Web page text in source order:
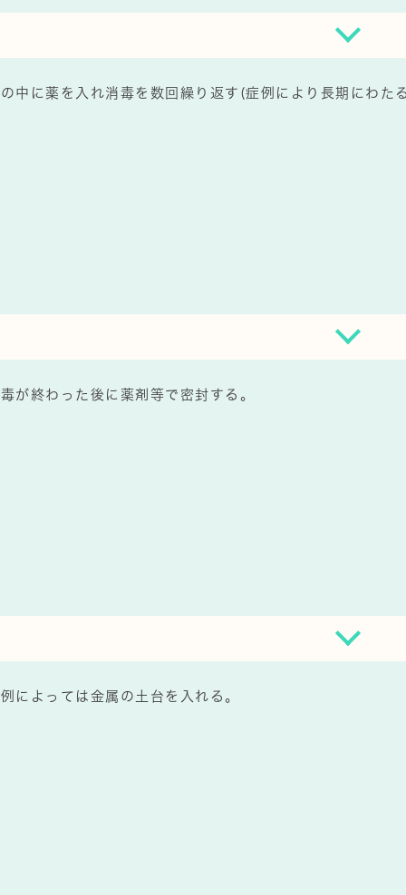
中に薬を入れ消毒を数回繰り返す(症例により長期にわた
が終わった後に薬剤等で密封する。
によっては金属の土台を入れる。